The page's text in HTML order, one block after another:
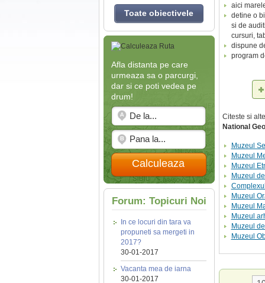
Toate obiectivele
Afla distanta pe care
urmeaza sa o parcurgi,
dar si ce poti vedea pe
drum!
Calculeaza
Forum: Topicuri Noi
In ce locuri din tara va
propuneti sa mergeti in
2017?
30-01-2017
Vacanta mea de iarna
30-01-2017
aici
detine o
si de
cursuri,
dispune
program
Citeste si
National
Muzeul
Muzeul
Muzeul
Muzeul
Muzeul
Muzeul
Muzeul
Muzeul
Muzeul